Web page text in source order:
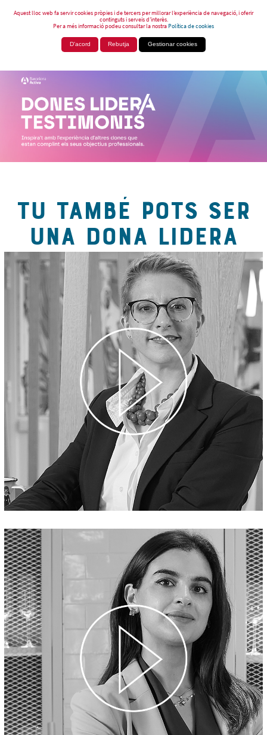
Aquest lloc web fa servir cookies pròpies i de tercers per millorar l’experiència de navegació, i oferir
continguts i serveis d’interès.
Per a més informació podeu consultar la nostraPolítica de cookies
D'acord Rebutja Gestionar cookies
TU TAMBÉ POTS SER
UNA DONA LIDERA